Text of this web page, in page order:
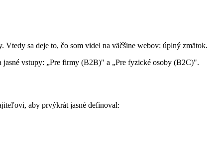
Vtedy sa deje to, čo som videl na väčšine webov: úplný zmätok.
vstupy: „Pre firmy (B2B)" a „Pre fyzické osoby (B2C)".
aby prvýkrát jasné definoval: